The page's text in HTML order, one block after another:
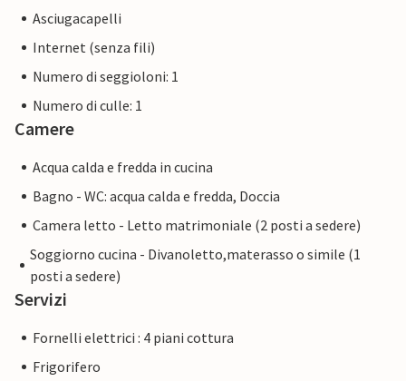
Asciugacapelli
Internet (senza fili)
Numero di seggioloni: 1
Numero di culle: 1
Camere
Acqua calda e fredda in cucina
Bagno - WC: acqua calda e fredda, Doccia
Camera letto - Letto matrimoniale (2 posti a sedere)
Soggiorno cucina - Divanoletto,materasso o simile (1
posti a sedere)
Servizi
Fornelli elettrici : 4 piani cottura
Frigorifero